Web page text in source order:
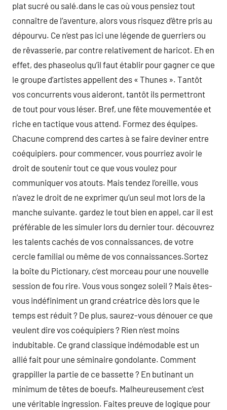
plat sucré ou salé.dans le cas où vous pensiez tout
connaître de l’aventure, alors vous risquez d’être pris au
dépourvu. Ce n’est pas ici une légende de guerriers ou
de rêvasserie, par contre relativement de haricot. Eh en
effet, des phaseolus qu’il faut établir pour gagner ce que
le groupe d’artistes appellent des « Thunes ». Tantôt
vos concurrents vous aideront, tantôt ils permettront
de tout pour vous léser. Bref, une fête mouvementée et
riche en tactique vous attend. Formez des équipes.
Chacune comprend des cartes à se faire deviner entre
coéquipiers. pour commencer, vous pourriez avoir le
droit de soutenir tout ce que vous voulez pour
communiquer vos atouts. Mais tendez l’oreille, vous
n’avez le droit de ne exprimer qu’un seul mot lors de la
manche suivante. gardez le tout bien en appel, car il est
préférable de les simuler lors du dernier tour. découvrez
les talents cachés de vos connaissances, de votre
cercle familial ou même de vos connaissances.Sortez
la boîte du Pictionary, c’est morceau pour une nouvelle
session de fou rire. Vous vous songez soleil ? Mais êtes-
vous indéfiniment un grand créatrice dès lors que le
temps est réduit ? De plus, saurez-vous dénouer ce que
veulent dire vos coéquipiers ? Rien n’est moins
indubitable. Ce grand classique indémodable est un
allié fait pour une séminaire gondolante. Comment
grappiller la partie de ce bassette ? En butinant un
minimum de têtes de boeufs. Malheureusement c’est
une véritable ingression. Faites preuve de logique pour